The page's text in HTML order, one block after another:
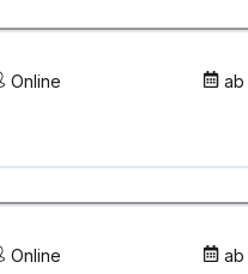
Online ab
Online ab